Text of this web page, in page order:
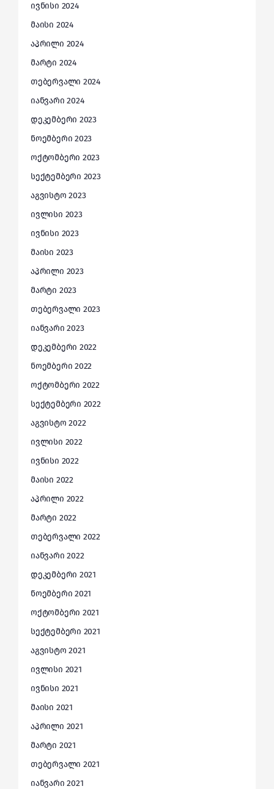
ივნისი 2024
მაისი 2024
აპრილი 2024
მარტი 2024
თებერვალი 2024
იანვარი 2024
დეკემბერი 2023
ნოემბერი 2023
ოქტომბერი 2023
სექტემბერი 2023
აგვისტო 2023
ივლისი 2023
ივნისი 2023
მაისი 2023
აპრილი 2023
მარტი 2023
თებერვალი 2023
იანვარი 2023
დეკემბერი 2022
ნოემბერი 2022
ოქტომბერი 2022
სექტემბერი 2022
აგვისტო 2022
ივლისი 2022
ივნისი 2022
მაისი 2022
აპრილი 2022
მარტი 2022
თებერვალი 2022
იანვარი 2022
დეკემბერი 2021
ნოემბერი 2021
ოქტომბერი 2021
სექტემბერი 2021
აგვისტო 2021
ივლისი 2021
ივნისი 2021
მაისი 2021
აპრილი 2021
მარტი 2021
თებერვალი 2021
იანვარი 2021